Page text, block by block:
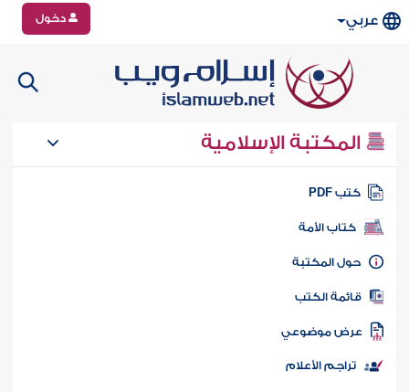
عربي دخول
المكتبة الإسلامية
كتب PDF
كتاب الأمة
المكتبة
الكتب
موضوعي